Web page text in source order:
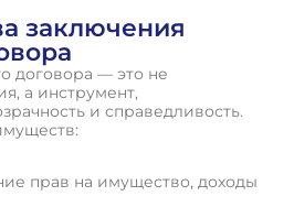
заключения
договора — это не
а инструмент,
и справедливость.
прав на имущество, доходы